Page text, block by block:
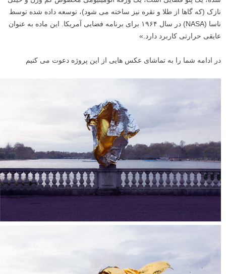
نازک (که گاها از طلا و نقره نیز ساخته می شود)، توسعه داده شده توسط
ناسا (NASA) در سال ۱۹۶۴ برای برنامه فضایی آمریکا. این ماده به عنوان
عایقی حرارتی کاربرد دارد.»
در ادامه شما را به تماشای عکس هایی از این پروژه دعوت می کنیم